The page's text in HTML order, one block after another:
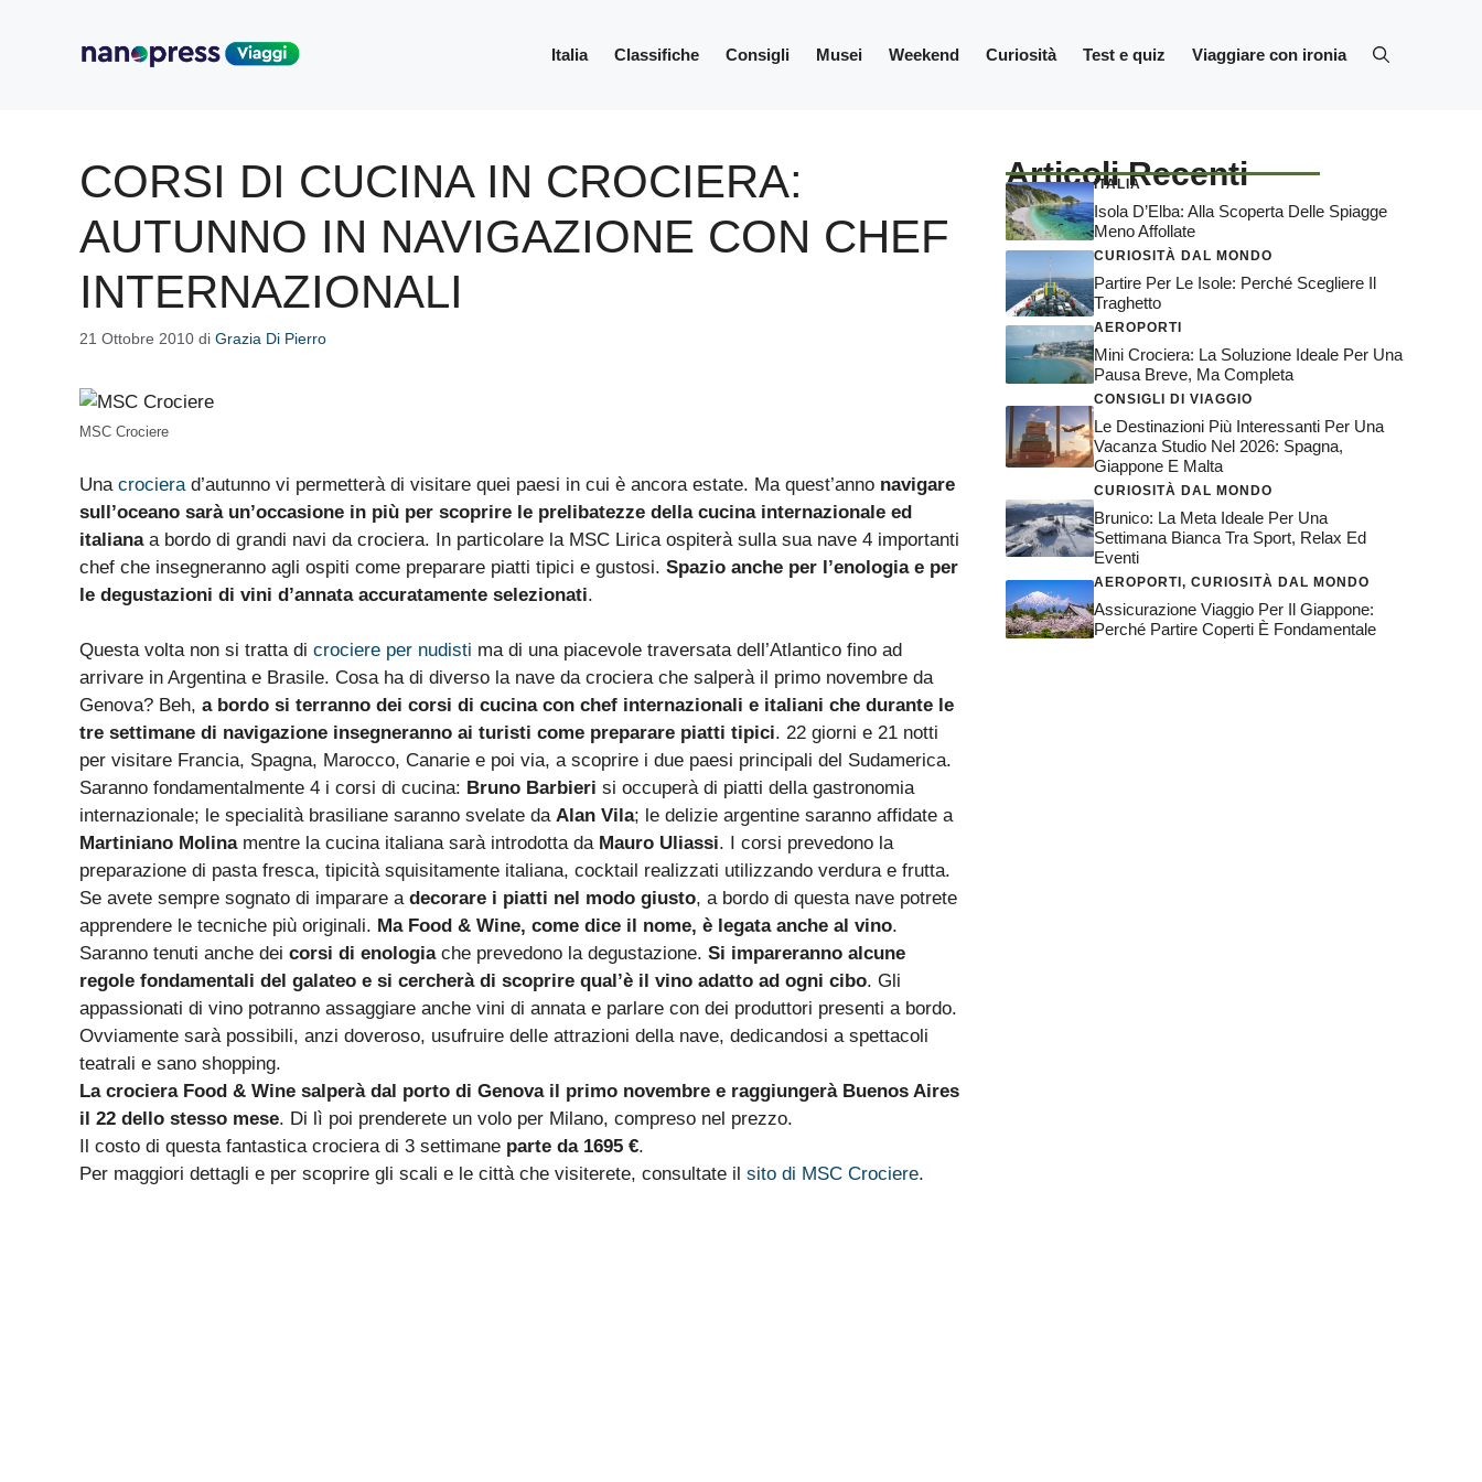
Italia Classifiche Consigli Musei Weekend Curiosità Test e quiz Viaggiare con ironia
CORSI DI CUCINA IN CROCIERA:
AUTUNNO IN NAVIGAZIONE CON CHEF
INTERNAZIONALI
21 Ottobre 2010 di Grazia Di Pierro
MSC Crociere
Una crociera d’autunno vi permetterà di visitare quei paesi in cui è ancora estate. Ma quest’anno navigare
sull’oceano sarà un’occasione in più per scoprire le prelibatezze della cucina internazionale ed
italianaa bordo di grandi navi da crociera. In particolare la MSC Lirica ospiterà sulla sua nave 4 importanti
chef che insegneranno agli ospiti come preparare piatti tipici e gustosi. Spazio anche per l’enologia e per
le degustazioni di vini d’annata accuratamente selezionati.
Questa volta non si tratta di crociere per nudisti ma di una piacevole traversata dell’Atlantico fino ad
arrivare in Argentina e Brasile. Cosa ha di diverso la nave da crociera che salperà il primo novembre da
Genova? Beh, a bordo si terranno dei corsi di cucina con chef internazionali e italiani che durante le
tre settimane di navigazione insegneranno ai turisti come preparare piatti tipici. 22 giorni e 21 notti
per visitare Francia, Spagna, Marocco, Canarie e poi via, a scoprire i due paesi principali del Sudamerica.
Saranno fondamentalmente 4 i corsi di cucina: Bruno Barbieri si occuperà di piatti della gastronomia
internazionale; le specialità brasiliane saranno svelate da Alan Vila; le delizie argentine saranno affidate a
Martiniano Molinamentre la cucina italiana sarà introdotta da Mauro Uliassi. I corsi prevedono la
preparazione di pasta fresca, tipicità squisitamente italiana, cocktail realizzati utilizzando verdura e frutta.
Se avete sempre sognato di imparare a decorare i piatti nel modo giusto, a bordo di questa nave potrete
apprendere le tecniche più originali. Ma Food & Wine, come dice il nome, è legata anche al vino.
Saranno tenuti anche dei corsi di enologiache prevedono la degustazione. Si impareranno alcune
regole fondamentali del galateo e si cercherà di scoprire qual’è il vino adatto ad ogni cibo. Gli
appassionati di vino potranno assaggiare anche vini di annata e parlare con dei produttori presenti a bordo.
Ovviamente sarà possibili, anzi doveroso, usufruire delle attrazioni della nave, dedicandosi a spettacoli
teatrali e sano shopping.
La crociera Food & Wine salperà dal porto di Genova il primo novembre e raggiungerà Buenos Aires
il 22 dello stesso mese. Di lì poi prenderete un volo per Milano, compreso nel prezzo.
Il costo di questa fantastica crociera di 3 settimane parte da 1695 €.
Per maggiori dettagli e per scoprire gli scali e le città che visiterete, consultate il sito di MSC Crociere.
Articoli Recenti
ITALIA
Isola D’Elba: Alla Scoperta Delle Spiagge
Meno Affollate
CURIOSITÀ DAL MONDO
Partire Per Le Isole: Perché Scegliere Il
Traghetto
AEROPORTI
Mini Crociera: La Soluzione Ideale Per Una
Pausa Breve, Ma Completa
CONSIGLI DI VIAGGIO
Le Destinazioni Più Interessanti Per Una
Vacanza Studio Nel 2026: Spagna,
Giappone E Malta
CURIOSITÀ DAL MONDO
Brunico: La Meta Ideale Per Una
Settimana Bianca Tra Sport, Relax Ed
Eventi
AEROPORTI , CURIOSITÀ DAL MONDO
Assicurazione Viaggio Per Il Giappone:
Perché Partire Coperti È Fondamentale